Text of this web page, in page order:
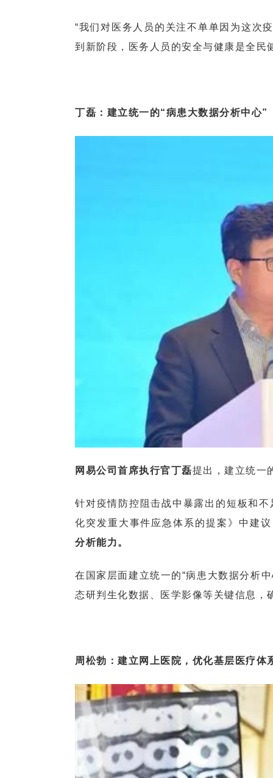
“我们对医务人员的关注不单单因为这次
到新阶段，医务人员的安全与健康是全民
丁磊：建立统一的“病患大数据分析中心”
网易公司首席执行官丁磊提出，建立统一
针对疫情防控阻击战中暴露出的短板和
化突发重大事件应急体系的提案》中建
分析能力。
在国家层面建立统一的“病患大数据分析
态研判生化数据、医学影像等关键信息
周松勃：建立网上医院，优化基层医疗体